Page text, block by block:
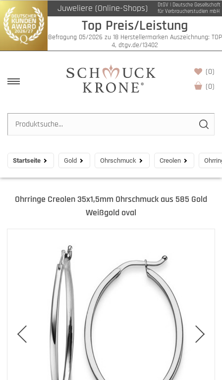
Juweliere (Online-Shops)
DtGV | Deutsche Gesellschaft
für Verbraucherstudien mbH
Top Preis/Leistung
Befragung 05/2026 zu 18 Herstellermarken Auszeichnung: TOP
4, dtgv.de/13402
(0)
(0)
Startseite Gold Ohrschmuck Creolen
Ohrringe Creolen 35x1,5mm Ohrschmuck aus 585 Gold
Weißgold oval